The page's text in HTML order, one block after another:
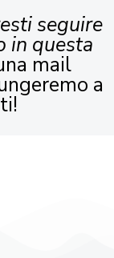
seguire
in questa
mail
a